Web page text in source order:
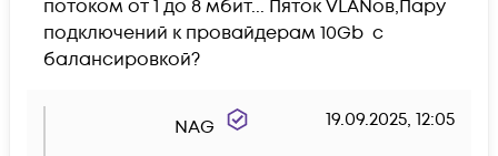
потоком от 1 до 8 мбит... Пяток VLANов,Пару
подключений к провайдерам 10Gb  c
балансировкой?
NAG 19.09.2025, 12:05